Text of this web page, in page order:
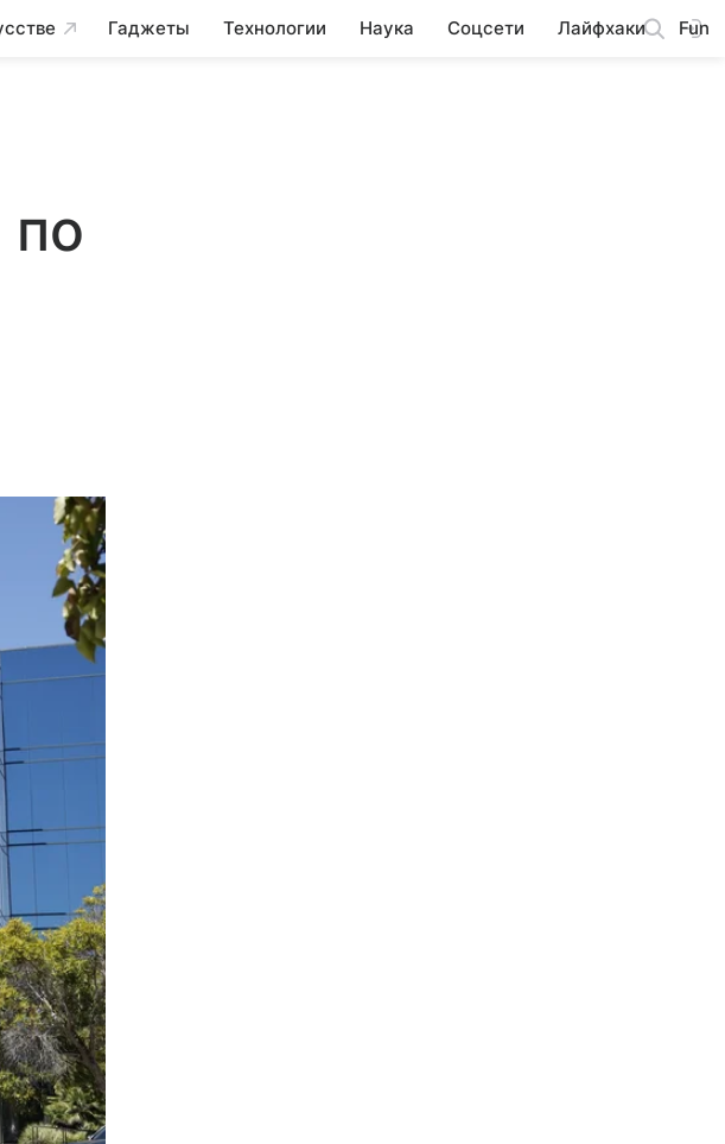
Гаджеты Технологии Наука Соцсети Лайфхаки Fun
по